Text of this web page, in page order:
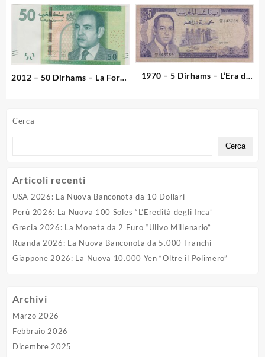
Cerca
Cerca
Articoli recenti
USA 2026: La Nuova Banconota da 10 Dollari
Perù 2026: La Nuova 100 Soles “L’Eredità degli Inca”
Grecia 2026: La Moneta da 2 Euro “Ulivo Millenario”
Ruanda 2026: La Nuova Banconota da 5.000 Franchi
Giappone 2026: La Nuova 10.000 Yen “Oltre il Polimero”
Monetaria
2012 – 50 Dirhams – La Forza
1970 – 5 Dirhams – L’Era di
Archivi
Marzo 2026
Febbraio 2026
Dicembre 2025